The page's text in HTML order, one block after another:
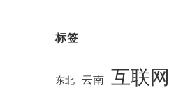
标签
东北 云南 互联网